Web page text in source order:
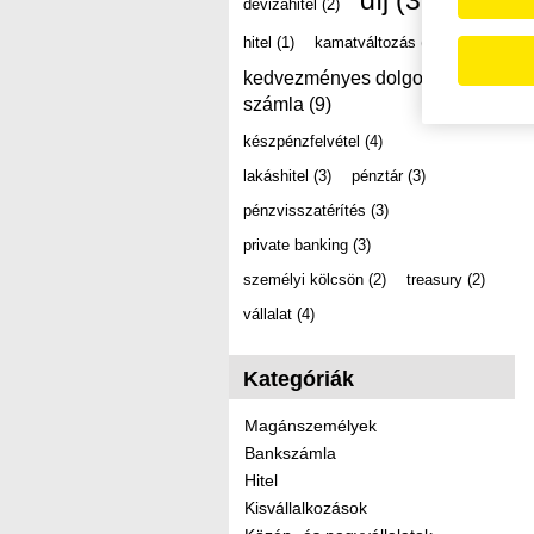
devizahitel (2)
hitel (1) kamatváltozás (2)
kedvezményes dolgozói
számla (9)
készpénzfelvétel (4)
lakáshitel (3) pénztár (3)
pénzvisszatérítés (3)
private banking (3)
személyi kölcsön (2) treasury (2)
vállalat (4)
Kategóriák
Magánszemélyek
Bankszámla
Hitel
Kisvállalkozások